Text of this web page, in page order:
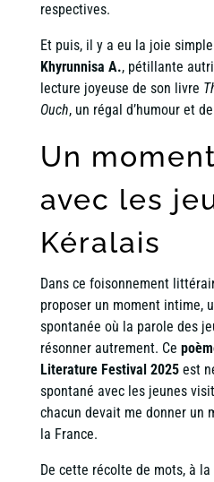
respectives.
Et puis, il y a eu la joie
Khyrunnisa A., pétillante
lecture joyeuse de son livre
Ouch, un régal d’humour et
Un
avec les
Kéralais
Dans ce foisonnement
proposer un moment intime,
spontanée où la parole des
résonner autrement. Ce
Literature Festival 2025est
spontané avec les jeunes
chacun devait me donner un
la France.
De cette récolte de mots, à